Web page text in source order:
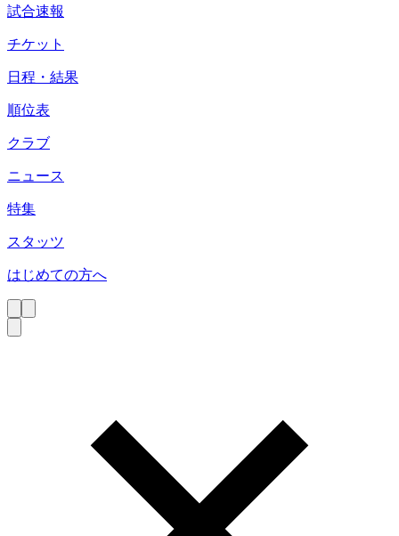
試合速報
チケット
日程・結果
順位表
クラブ
ニュース
特集
スタッツ
はじめての方へ